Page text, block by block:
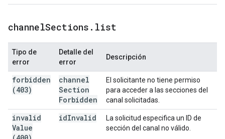
channelSections . list
Tipo de
error
Detalle del
error
Descripción
forbidden
(403)
channel
Section
Forbidden
El solicitante no tiene permiso
para acceder a las secciones del
canal solicitadas.
invalid
Value
idInvalid
La solicitud especifica un ID de
sección del canal no válido.